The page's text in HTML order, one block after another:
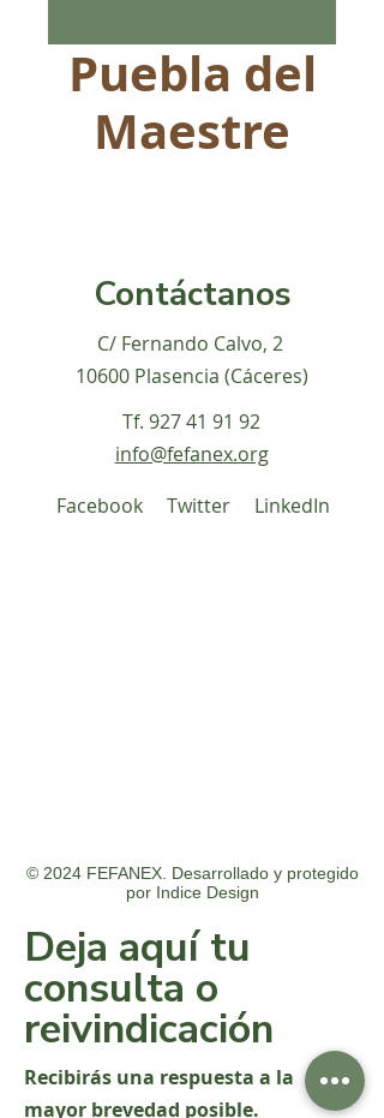
Puebla del
Maestre
Contáctanos
C/ Fernando Calvo, 2
10600 Plasencia (Cáceres)
Tf. 927 41 91 92
info@fefanex.org
Facebook
Twitter LinkedIn
© 2024 FEFANEX. Desarrollado y protegido
por Indice Design
Deja aquí tu
consulta o
reivindicación
Recibirás una respuesta a la
mayor brevedad posible.